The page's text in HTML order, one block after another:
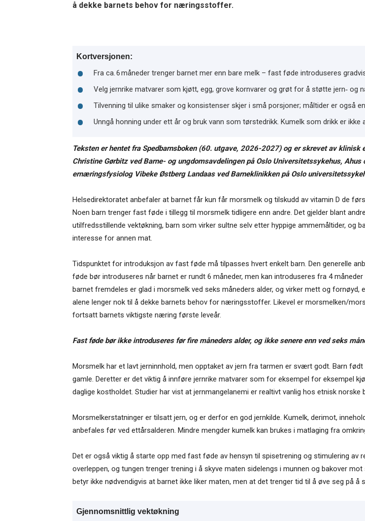
å dekke barnets behov for næringsstoffer.
Kortversjonen:
Fra ca. 6 måneder trenger barnet mer enn bare melk – fast føde introduseres
Velg jernrike matvarer som kjøtt, egg, grove kornvarer og grøt for å støtte jern‑ og
Tilvenning til ulike smaker og konsistenser skjer i små porsjoner; måltider er også
Unngå honning under ett år og bruk vann som tørstedrikk. Kumelk som drikk er
Teksten er hentet fra Spedbarnsboken (60. utgave, 2026-2027) og er skrevet av
Christine Gørbitz ved Barne- og ungdomsavdelingen på Oslo Universitetssykehus, Ahus
ernæringsfysiolog Vibeke Østberg Landaas ved Barneklinikken på Oslo
Helsedirektoratet anbefaler at barnet får kun får morsmelk og tilskudd av vitamin D de
Noen barn trenger fast føde i tillegg til morsmelk tidligere enn andre. Det gjelder blant
utilfredsstillende vekt­økning, barn som virker sultne selv etter hyppige ammemåltider, og
interesse for annen mat.
Tidspunktet for introduksjon av fast føde må tilpasses hvert enkelt barn. Den generelle
føde bør introduseres når barnet er rundt 6 måneder, men kan introduseres fra 4 måneder
barnet fremdeles er glad i morsmelk ved seks måneders alder, og virker mett og fornøyd,
alene lenger nok til å dekke barnets behov for næringsstoffer. Likevel er morsmelken/
fortsatt barnets viktigste næring første leveår.
Fast føde bør ikke introduseres før fire måneders alder, og ikke senere enn ved seks
Morsmelk har et lavt jerninnhold, men opptaket av jern fra tarmen er svært godt. Barn
gamle. Deretter er det viktig å innføre jernrike matvarer som for eksempel for eksempel
daglige kostholdet. Studier har vist at jernmangelanemi er realtivt vanlig hos etnisk norske
Morsmelkerstatninger er tilsatt jern, og er derfor en god jernkilde. Kumelk, derimot,
anbefales før ved ettårsalderen. Mindre mengder kumelk kan brukes i matlaging fra
Det er også viktig å starte opp med fast føde av hensyn til spisetrening og stimulering av
over­leppen, og tungen trenger trening i å skyve maten sidelengs i munnen og bakover
betyr ikke nødvendigvis at barnet ikke liker maten, men at det trenger tid til å øve seg på å
Gjennomsnittlig vektøkning